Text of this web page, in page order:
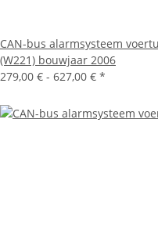
CAN-bus alarmsysteem
(W221) bouwjaar 2006
279,00 € - 627,00 € *